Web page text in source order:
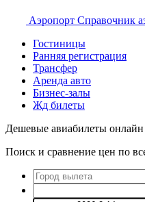
Аэропорт Справочник
Гостиницы
Ранняя регистрация
Трансфер
Аренда авто
Бизнес-залы
Жд билеты
Дешевые авиабилеты онлайн
Поиск и сравнение цен по